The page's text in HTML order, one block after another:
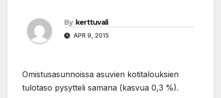
By kerttuvali
APR 9, 2015
Omistusasunnoissa asuvien kotitalouksien
tulotaso pysytteli samana (kasvua 0,3 %).